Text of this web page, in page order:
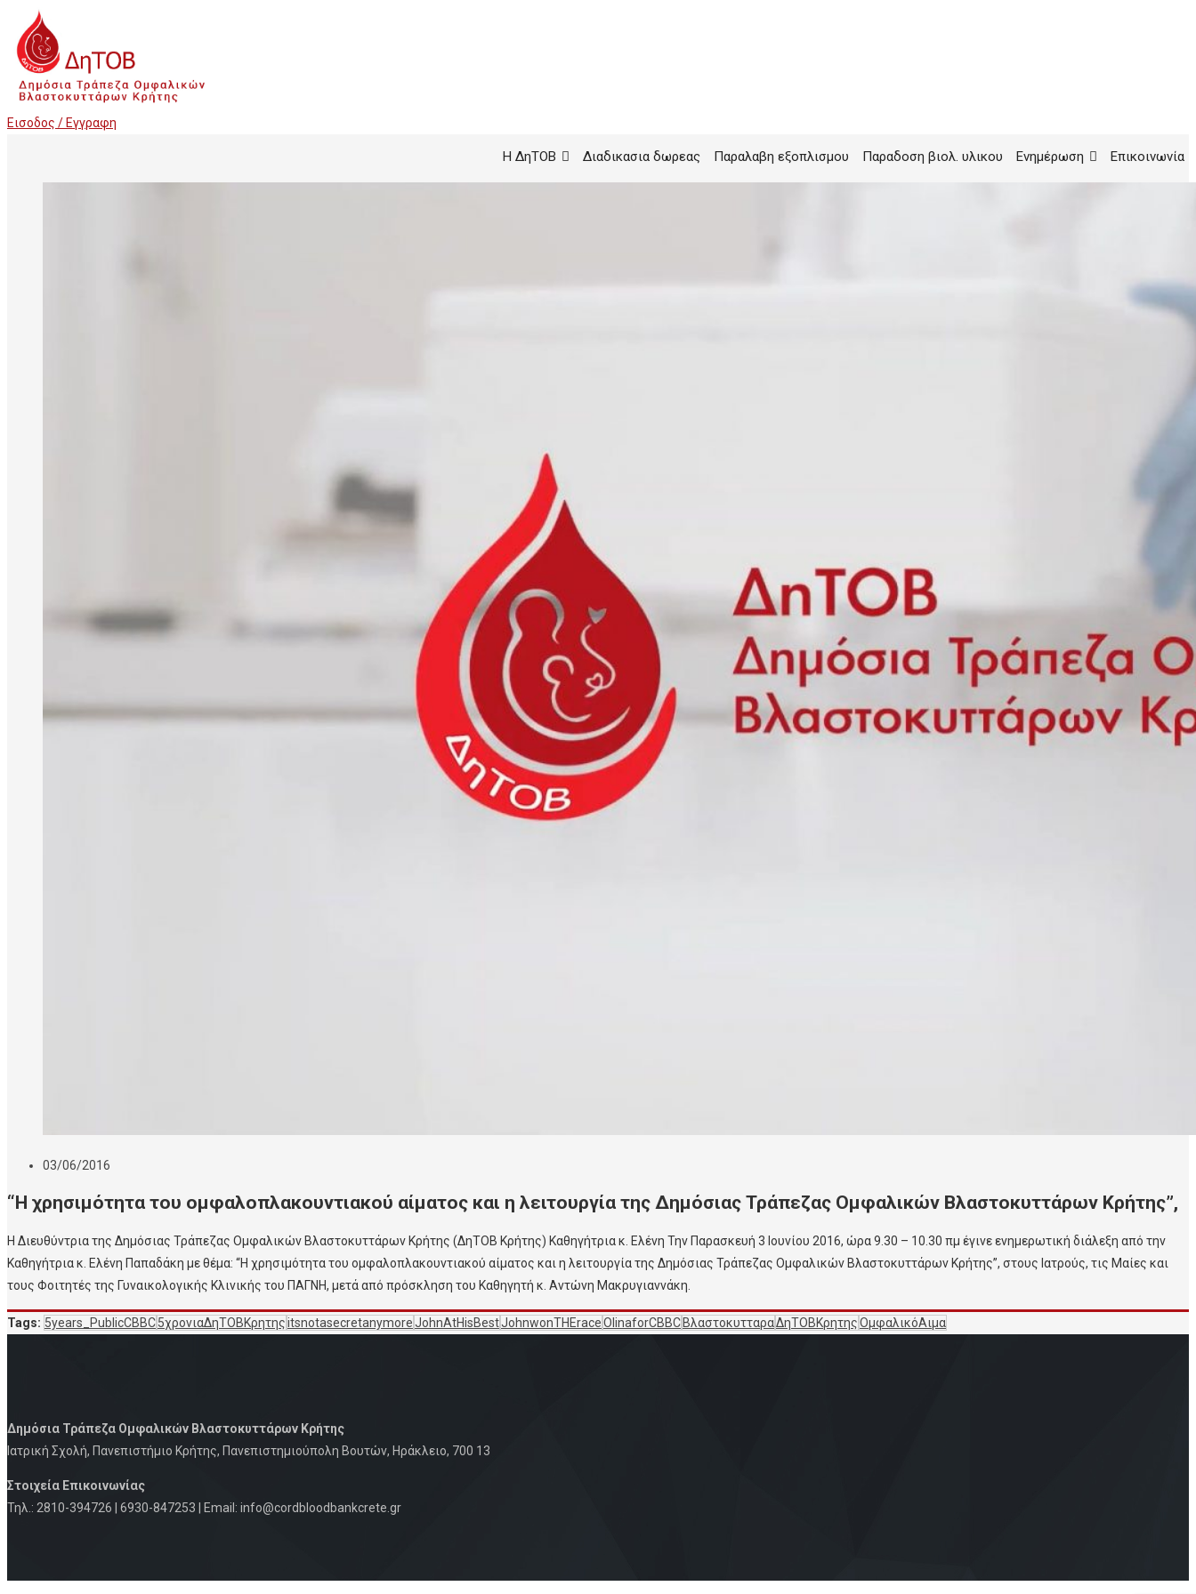
Εισοδος / Εγγραφη
Η ΔηΤΟΒ Διαδικασια δωρεας Παραλαβη εξοπλισμου Παραδοση βιολ. υλικου Ενημέρωση Επικοινωνία
03/06/2016
“Η χρησιμότητα του ομφαλοπλακουντιακού αίματος και η λειτουργία της Δημόσιας Τράπεζας Ομφαλικών Βλαστοκυττάρων Κρήτης”,
Η Διευθύντρια της Δημόσιας Τράπεζας Ομφαλικών Βλαστοκυττάρων Κρήτης (ΔηΤΟΒ Κρήτης) Καθηγήτρια κ. Ελένη Την Παρασκευή 3 Ιουνίου 2016, ώρα 9.30 – 10.30 πμ έγινε ενημερωτική διάλεξη από την
Καθηγήτρια κ. Ελένη Παπαδάκη με θέμα: “Η χρησιμότητα του ομφαλοπλακουντιακού αίματος και η λειτουργία της Δημόσιας Τράπεζας Ομφαλικών Βλαστοκυττάρων Κρήτης”, στους Ιατρούς, τις Μαίες και
τους Φοιτητές της Γυναικολογικής Κλινικής του ΠΑΓΝΗ, μετά από πρόσκληση του Καθηγητή κ. Αντώνη Μακρυγιαννάκη.
Tags: 5years_PublicCBBC5χρονιαΔηΤΟΒΚρητηςitsnotasecretanymoreJohnAtHisBestJohnwonTHEraceOlinaforCBBC ΒλαστοκυτταραΔηΤΟΒΚρητηςΟμφαλικόΑιμα
Δημόσια Τράπεζα Ομφαλικών Βλαστοκυττάρων Κρήτης
Iατρική Σχολή, Πανεπιστήμιο Κρήτης, Πανεπιστημιούπολη Βουτών, Ηράκλειο, 700 13
Στοιχεία Eπικοινωνίας
Τηλ.: 2810-394726 | 6930-847253 | Email: info@cordbloodbankcrete.gr